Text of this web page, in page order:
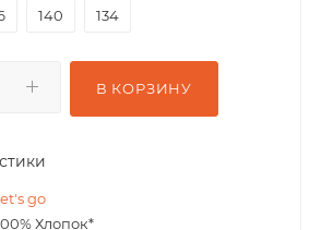
140 134
В КОРЗИНУ
go
Хлопок*